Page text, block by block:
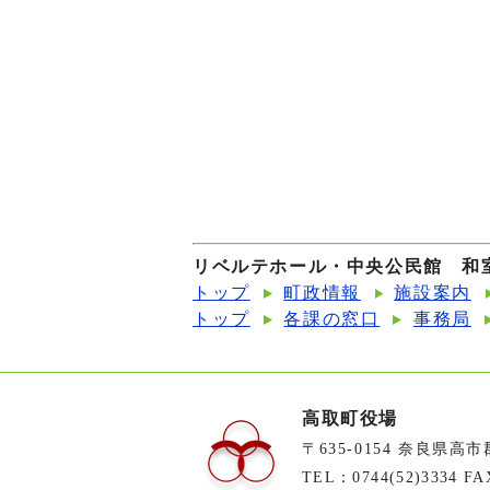
リベルテホール・中央公民館 和
トップ
町政情報
施設案内
トップ
各課の窓口 事務局
高取町役場
〒635-0154 奈良県高市
TEL：0744(52)3334